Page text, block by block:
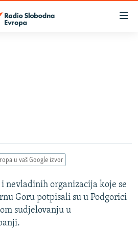
u vaš Google izvor
nevladinih organizacija koje se
Goru potpisali su u Podgorici
sudjelovanju u